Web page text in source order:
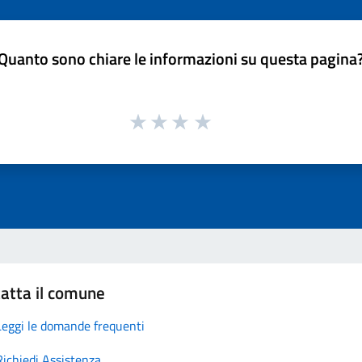
sono chiare le informazioni su questa
il comune
le domande frequenti